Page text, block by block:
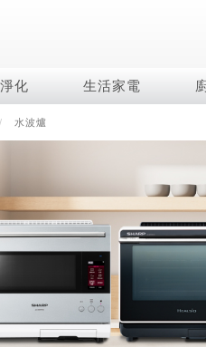
化 生活家電
影音週邊
冷暖空調系列
冷專型
故障代碼查詢
暖風系列
多功能暖烘機
技術
四門對開除菌冰箱
左右開除菌冰箱
烹飪
FAQ
iBarista 智慧咖啡機
鞋體保養系列
美髮造型
正負離子造型器
商用空氣清淨機
水波爐